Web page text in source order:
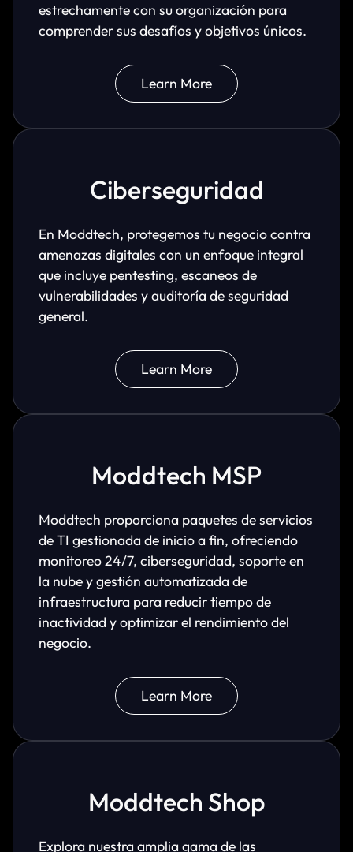
estrechamente con su organización para
comprender sus desafíos y objetivos únicos.
Learn More
Ciberseguridad
En Moddtech, protegemos tu negocio contra
amenazas digitales con un enfoque integral
que incluye pentesting, escaneos de
vulnerabilidades y auditoría de seguridad
general.
Learn More
Moddtech MSP
Moddtech proporciona paquetes de servicios
de TI gestionada de inicio a fin, ofreciendo
monitoreo 24/7, ciberseguridad, soporte en
la nube y gestión automatizada de
infraestructura para reducir tiempo de
inactividad y optimizar el rendimiento del
negocio.
Learn More
Moddtech Shop
Explora nuestra amplia gama de las